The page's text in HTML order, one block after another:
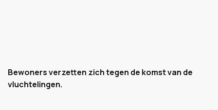
Bewoners verzetten zich tegen de komst van de
vluchtelingen.